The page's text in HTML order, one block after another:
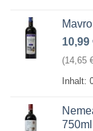
10,99
(14,65
Inhalt:
750ml